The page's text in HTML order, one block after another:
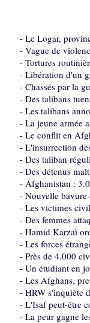
- Le Logar,
- Vague de
- Tortures
- Libération d'un
- Chassés par la
- Des talibans
- Les talibans
- La jeune armée
- Le conflit en
- L'insurrection
- Des taliban
- Des détenus
- Afghanistan :
- Nouvelle
- Les victimes
- Des femmes
- Hamid Karzaï
- Les forces
- Près de 4.000
- Un étudiant en
- Les Afghans,
- HRW s'inquiète
- L'Isaf peut-être
- La peur gagne